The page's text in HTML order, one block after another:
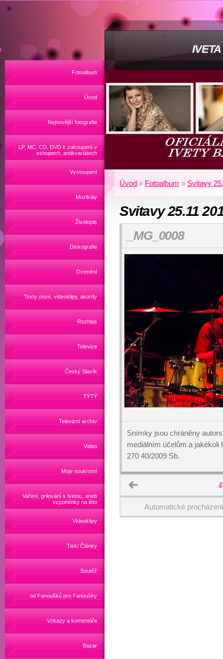
Fotoalbum
Úvod
Nejnovější fotografie
LP, MC, CD, DVD k zakoupení v
eshopech, antikvariátech
Vystoupení
Muzikály
Životopis
Diskografie
Ocenění
Texty písní, videoklipy, akordy
Rozhlas
Televize
Český Slavík
TÝTÝ
Televizní archív
Video
Moje soukromí
Vaření, grilování s Ivetou, aneb
vzpomínky na léto
Videoklipy
Tisk/ Články
Soutěž
od Fanoušků pro Fanoušky
Vzkazy a komentáře
Bazar
Úvod » Fotoalbum » Svitavy
Svitavy 25.11
_MG_0008
Snímky jsou chráněny
mediálním účelům a jakékoli
270 40/2009 Sb.
Automatické